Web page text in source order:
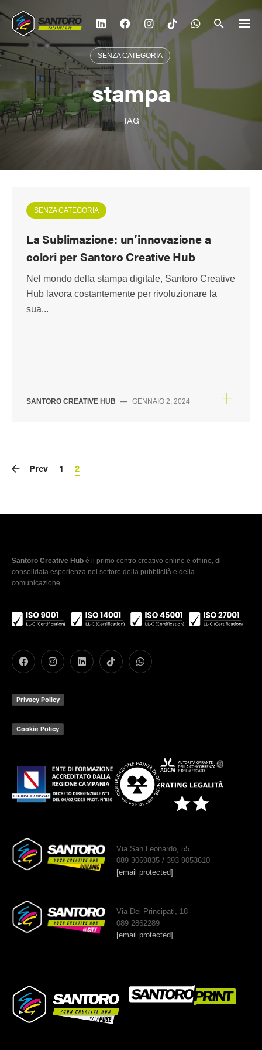
al
contenuto
SENZA CATEGORIA
stampa
TAG
SENZA CATEGORIA
La Sublimazione: un’innovazione a
colori per Santoro Creative Hub
Nel mondo della stampa digitale, Santoro Creative
Hub lavora costantemente per rivoluzionare la
sua...
SANTORO CREATIVE HUB — GENNAIO 2, 2024
Prev 1 2
Santoro Creative Hub è il primo centro creativo online e offline, di
consolidata esperienza nel settore della pubblicità e della
comunicazione.
Privacy Policy
Cookie Policy
Via San Leonardo, 55
089 3069835 / 393 9053610
[email protected]
Via Dei Principati, 18
089 2862289
[email protected]